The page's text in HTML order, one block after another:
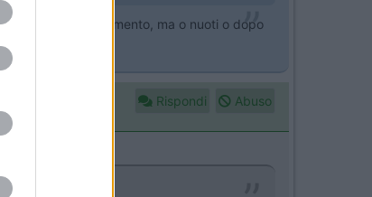
meno sul riscaldamento, ma o nuoti o dopo
Rispondi Abuso